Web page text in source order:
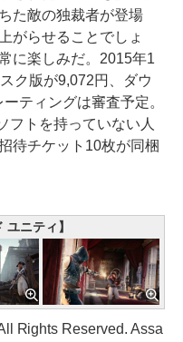
た敵の独裁者が登場
がらせることでしょ
に楽しみだ。2015年1
ク版が9,072円、ダウ
ティングは審査予定。
フトを持っていない人
待チケット10枚が同梱
ユニティ】
Rights Reserved. Assa